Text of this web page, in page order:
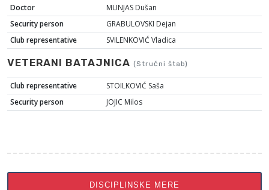
Doctor
MUNJAS Dušan
Security person
GRABULOVSKI Dejan
Club representative
SVILENKOVIĆ Vladica
VETERANI BATAJNICA (Stručni štab)
Club representative
STOILKOVIĆ Saša
Security person
JOJIC Milos
DISCIPLINSKE MERE